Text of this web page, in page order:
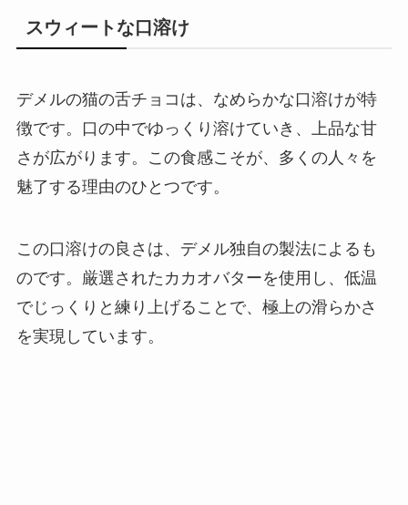
スウィートな口溶け
デメルの猫の舌チョコは、なめらかな口溶けが特
徴です。口の中でゆっくり溶けていき、上品な甘
さが広がります。この食感こそが、多くの人々を
魅了する理由のひとつです。
この口溶けの良さは、デメル独自の製法によるも
のです。厳選されたカカオバターを使用し、低温
でじっくりと練り上げることで、極上の滑らかさ
を実現しています。